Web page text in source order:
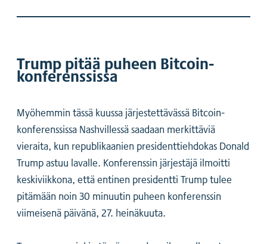
Trump pitää puheen Bitcoin-
konferenssissa
Myöhemmin tässä kuussa järjestettävässä Bitcoin-
konferenssissa Nashvillessä saadaan merkittäviä
vieraita, kun republikaanien presidenttiehdokas Donald
Trump astuu lavalle. Konferenssin järjestäjä ilmoitti
keskiviikkona, että entinen presidentti Trump tulee
pitämään noin 30 minuutin puheen konferenssin
viimeisenä päivänä, 27. heinäkuuta.